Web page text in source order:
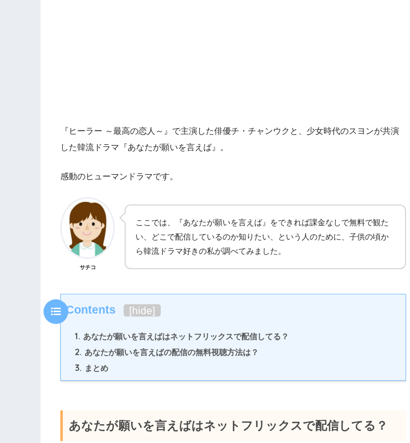
『ヒーラー ～最高の恋人～』で主演した俳優チ・チャンウクと、少女時代のスヨンが共演
した韓流ドラマ『あなたが願いを言えば』。
感動のヒューマンドラマです。
サチコ
ここでは、『あなたが願いを言えば』をできれば課金なしで無料で観た
い、どこで配信しているのか知りたい、という人のために、子供の頃か
ら韓流ドラマ好きの私が調べてみました。
Contents [hide]
1. あなたが願いを言えばはネットフリックスで配信してる？
2. あなたが願いを言えばの配信の無料視聴方法は？
3. まとめ
あなたが願いを言えばはネットフリックスで配信してる？